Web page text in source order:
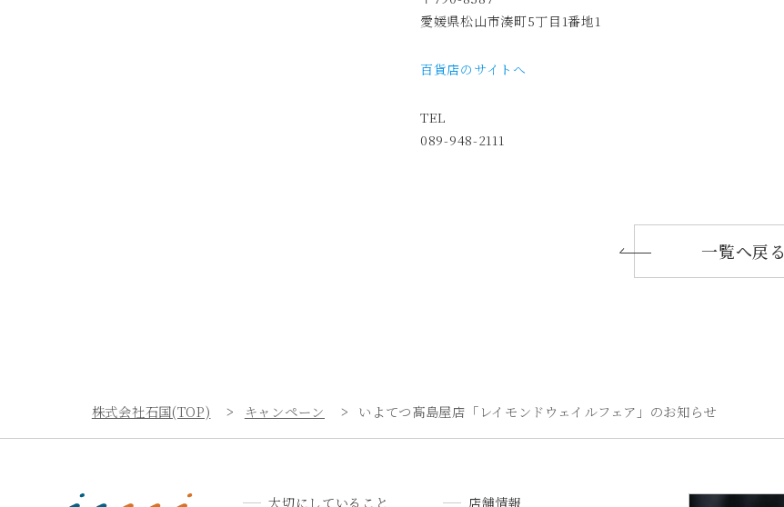
愛媛県松山市湊町5丁目1番地1
百貨店のサイトへ
TEL
089-948-2111
一覧へ戻る
株式会社石国(TOP) キャンペーン いよてつ髙島屋店「レイモンドウェイルフェア」のお知らせ
大切にしていること 店舗情報